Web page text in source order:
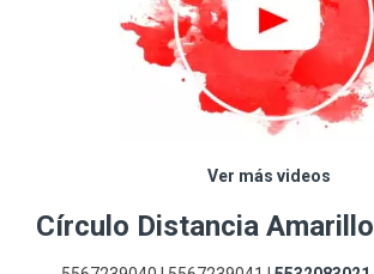
Ver más videos
Círculo Distancia Amarillo